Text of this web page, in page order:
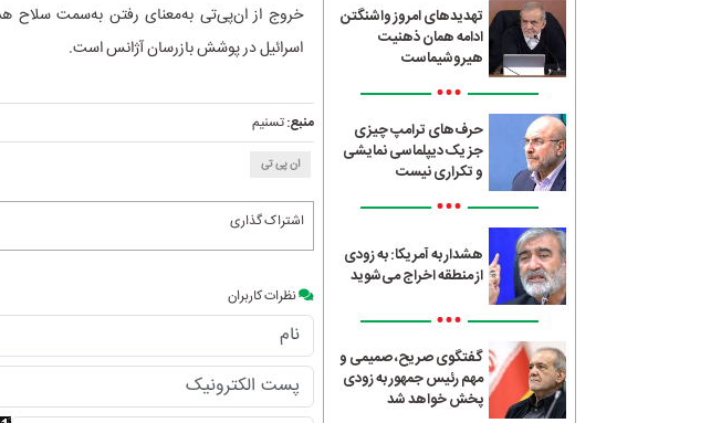
تهدیدهای امروز واشنگتن
ادامه همان ذهنیت
هیروشیماست
•••
حرف‌های ترامپ چیزی
جز یک دیپلماسی نمایشی
و تکراری نیست
•••
هشدار به آمریکا: به زودی
از منطقه اخراج می‌شوید
•••
گفتگوی صریح، صمیمی و
مهم رئیس جمهور به زودی
پخش خواهد شد
خروج از ان‌پی‌تی به‌معنای رفتن به‌سمت سلاح
اسرائیل در پوشش بازرسان آژانس است.
منبع:تسنیم
ان پی تی
اشتراک گذاری
نظرات کاربران